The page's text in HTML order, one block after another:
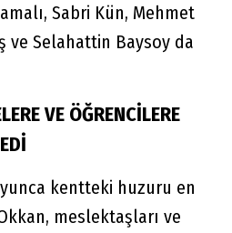
Sabri Kün, Mehmet
ve Selahattin Baysoy da
VE ÖĞRENCİLERE
kentteki huzuru en
meslektaşları ve